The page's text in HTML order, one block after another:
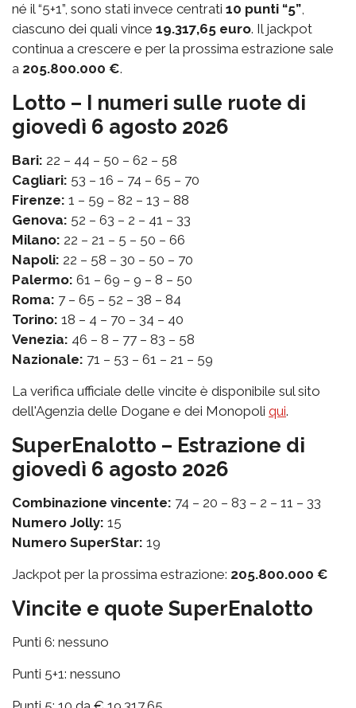
né il “5+1”, sono stati invece centrati 10 punti “5”,
ciascuno dei quali vince 19.317,65 euro. Il jackpot
continua a crescere e per la prossima estrazione sale
a 205.800.000 €.
Lotto – I numeri sulle ruote di
giovedì 6 agosto 2026
Bari: 22 – 44 – 50 – 62 – 58
Cagliari: 53 – 16 – 74 – 65 – 70
Firenze: 1 – 59 – 82 – 13 – 88
Genova: 52 – 63 – 2 – 41 – 33
Milano: 22 – 21 – 5 – 50 – 66
Napoli: 22 – 58 – 30 – 50 – 70
Palermo: 61 – 69 – 9 – 8 – 50
Roma: 7 – 65 – 52 – 38 – 84
Torino: 18 – 4 – 70 – 34 – 40
Venezia: 46 – 8 – 77 – 83 – 58
Nazionale: 71 – 53 – 61 – 21 – 59
La verifica ufficiale delle vincite è disponibile sul sito
dell'Agenzia delle Dogane e dei Monopoli qui.
SuperEnalotto – Estrazione di
giovedì 6 agosto 2026
Combinazione vincente: 74 – 20 – 83 – 2 – 11 – 33
Numero Jolly: 15
Numero SuperStar: 19
Jackpot per la prossima estrazione: 205.800.000 €
Vincite e quote SuperEnalotto
Punti 6: nessuno
Punti 5+1: nessuno